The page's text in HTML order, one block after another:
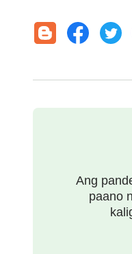
ang pangitain
nang dapat
kaalaman
lamang ilang
napakalayo
kakayahan ang
masabi ng
wala talagang
Ang
paano